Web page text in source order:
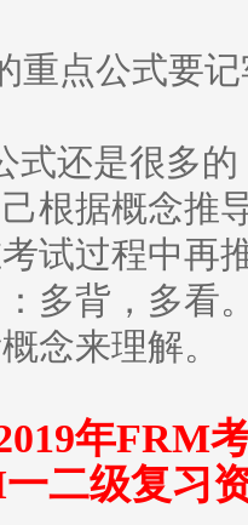
点公式要记
式还是很多
根据概念推
试过程中再
多背，多看
念来理解。
年FRM
二级复习